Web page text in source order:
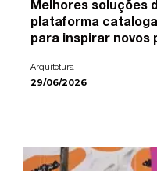
Melhores soluções
plataforma
para inspirar novos
Arquitetura
29/06/2026